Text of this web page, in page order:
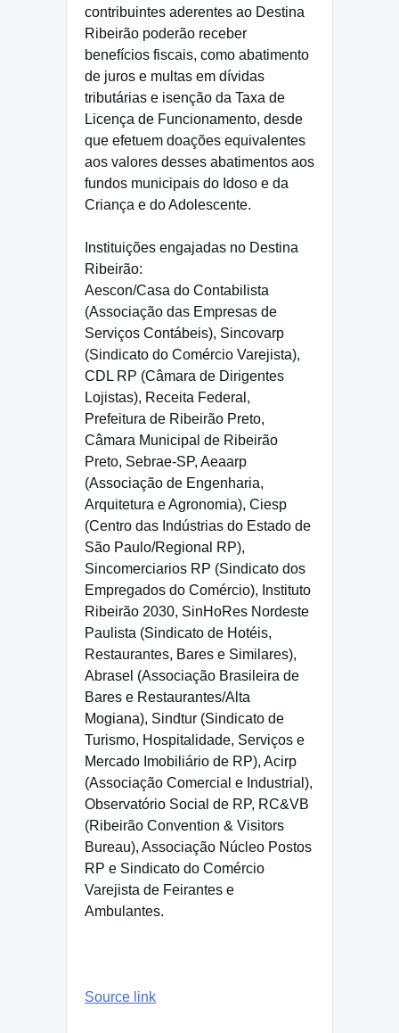
contribuintes aderentes ao Destina
Ribeirão poderão receber
benefícios fiscais, como abatimento
de juros e multas em dívidas
tributárias e isenção da Taxa de
Licença de Funcionamento, desde
que efetuem doações equivalentes
aos valores desses abatimentos aos
fundos municipais do Idoso e da
Criança e do Adolescente.
Instituições engajadas no Destina
Ribeirão:
Aescon/Casa do Contabilista
(Associação das Empresas de
Serviços Contábeis), Sincovarp
(Sindicato do Comércio Varejista),
CDL RP (Câmara de Dirigentes
Lojistas), Receita Federal,
Prefeitura de Ribeirão Preto,
Câmara Municipal de Ribeirão
Preto, Sebrae-SP, Aeaarp
(Associação de Engenharia,
Arquitetura e Agronomia), Ciesp
(Centro das Indústrias do Estado de
São Paulo/Regional RP),
Sincomerciarios RP (Sindicato dos
Empregados do Comércio), Instituto
Ribeirão 2030, SinHoRes Nordeste
Paulista (Sindicato de Hotéis,
Restaurantes, Bares e Similares),
Abrasel (Associação Brasileira de
Bares e Restaurantes/Alta
Mogiana), Sindtur (Sindicato de
Turismo, Hospitalidade, Serviços e
Mercado Imobiliário de RP), Acirp
(Associação Comercial e Industrial),
Observatório Social de RP, RC&VB
(Ribeirão Convention & Visitors
Bureau), Associação Núcleo Postos
RP e Sindicato do Comércio
Varejista de Feirantes e
Ambulantes.
Source link